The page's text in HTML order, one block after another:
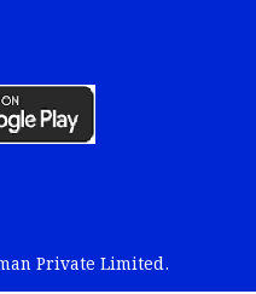
Private Limited.